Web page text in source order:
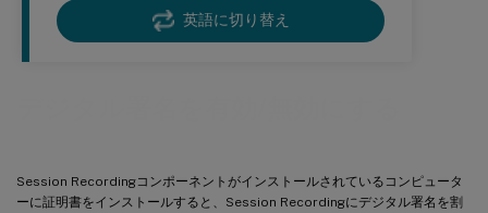
英語に切り替え
Session Recordingコンポーネントがインストールされているコンピュータ
ーに証明書をインストールすると、Session Recordingにデジタル署名を割